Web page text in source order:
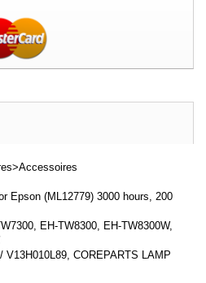
Epson (ML12779) 3000 hours, 200
EH-TW8300, EH-TW8300W,
V13H010L89, COREPARTS LAMP